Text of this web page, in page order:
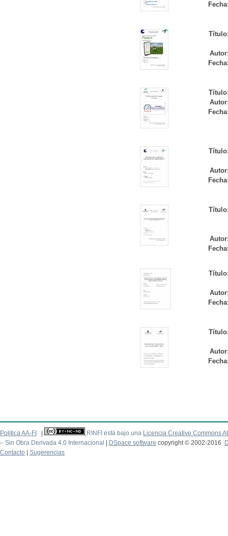
Politica AA-FI RINFI está bajo una Licencia Creative Commons
– Sin Obra Derivada 4.0 Internacional
DSpace software copyright © 2002-2016
Contacto
Sugerencias